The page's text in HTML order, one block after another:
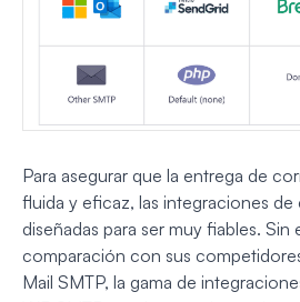
Para asegurar que la entrega de
fluida y eficaz, las integraciones de
diseñadas para ser muy fiables. Sin
comparación con sus
Mail SMTP, la gama de